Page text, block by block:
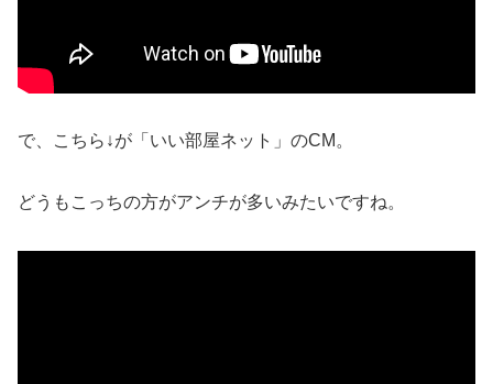
で、こちら↓が「いい部屋ネット」のCM。
どうもこっちの方がアンチが多いみたいですね。